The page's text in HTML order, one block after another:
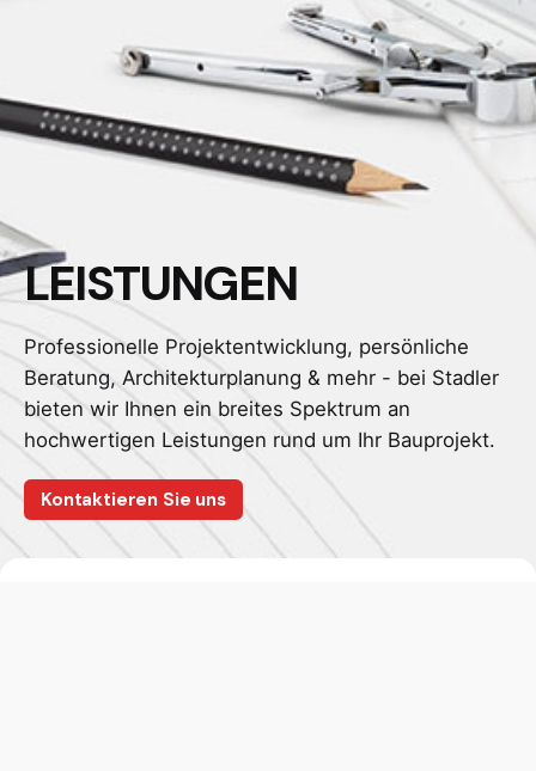
LEISTUNGEN
Professionelle Projektentwicklung, persönliche
Beratung, Architekturplanung & mehr - bei Stadler
bieten wir Ihnen ein breites Spektrum an
hochwertigen Leistungen rund um Ihr Bauprojekt.
Kontaktieren Sie uns